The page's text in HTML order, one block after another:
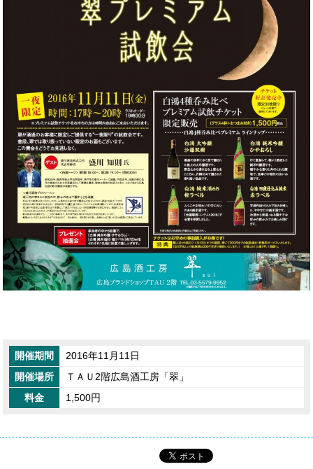
開催期間
2016年11月11日
開催場所
ＴＡＵ2階広島酒工房「翠」
料金
1,500円